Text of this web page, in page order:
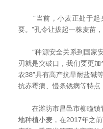
“当前，小麦正处于起身
要。”孔令让拔起一株麦苗
“种源安全关系到国家安
刃就是突破口，我们要更
农38”具有高产抗旱耐盐碱
抗赤霉病、慢条锈病等特点
在潍坊市昌邑市柳疃镇
地种植小麦，在2017年之